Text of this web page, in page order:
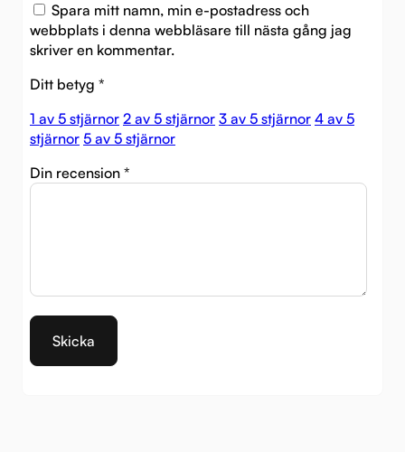
Spara mitt namn, min e-postadress och
webbplats i denna webbläsare till nästa gång jag
skriver en kommentar.
Ditt betyg *
1 av 5 stjärnor 2 av 5 stjärnor 3 av 5 stjärnor 4 av 5
stjärnor 5 av 5 stjärnor
Din recension *